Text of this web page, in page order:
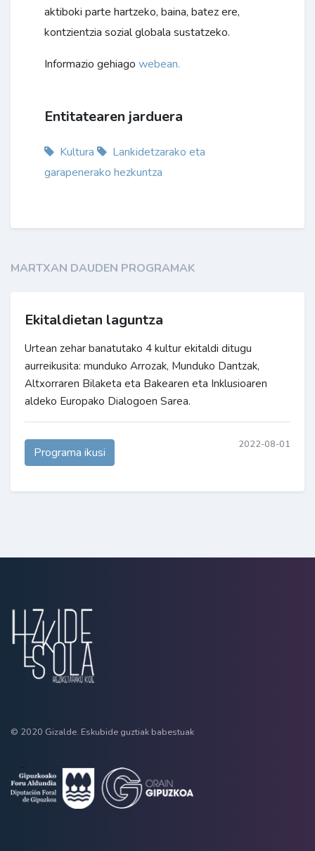
aktiboki parte hartzeko, baina, batez ere,
kontzientzia sozial globala sustatzeko.
Informazio gehiago webean.
Entitatearen jarduera
Kultura
Lankidetzarako eta
garapenerako hezkuntza
MARTXAN DAUDEN PROGRAMAK
Ekitaldietan laguntza
Urtean zehar banatutako 4 kultur ekitaldi ditugu
aurreikusita: munduko Arrozak, Munduko Dantzak,
Altxorraren Bilaketa eta Bakearen eta Inklusioaren
aldeko Europako Dialogoen Sarea.
Programa ikusi
2022-08-01
© 2020 Gizalde. Eskubide guztiak babestuak